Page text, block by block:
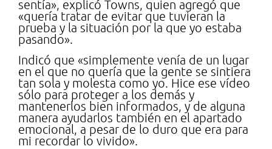
sentía», explicó Towns, quien agregó que
«quería tratar de evitar que tuvieran la
prueba y la situación por la que yo estaba
pasando».
Indicó que «simplemente venía de un lugar
en el que no quería que la gente se sintiera
tan sola y molesta como yo. Hice ese vídeo
sólo para proteger a los demás y
mantenerlos bien informados, y de alguna
manera ayudarlos también en el apartado
emocional, a pesar de lo duro que era para
mi recordar lo vivido».